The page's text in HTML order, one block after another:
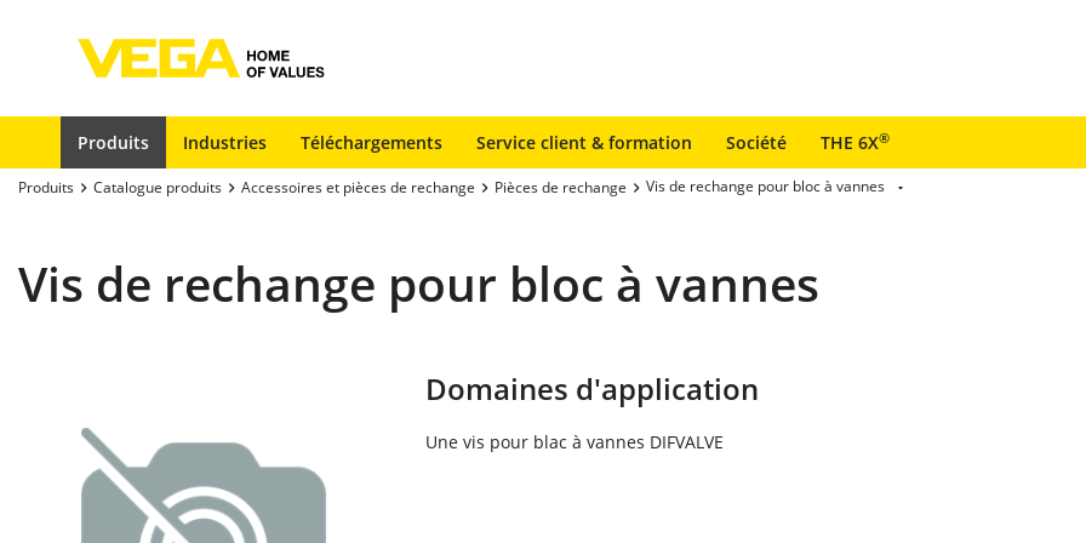
Produits Industries Téléchargements Service client & formation Société THE 6X®
Produits Catalogue produits Accessoires et pièces de rechange Pièces de rechange Vis de rechange pour bloc à vannes
Vis de rechange pour bloc à vannes
Domaines d'application
Une vis pour blac à vannes DIFVALVE